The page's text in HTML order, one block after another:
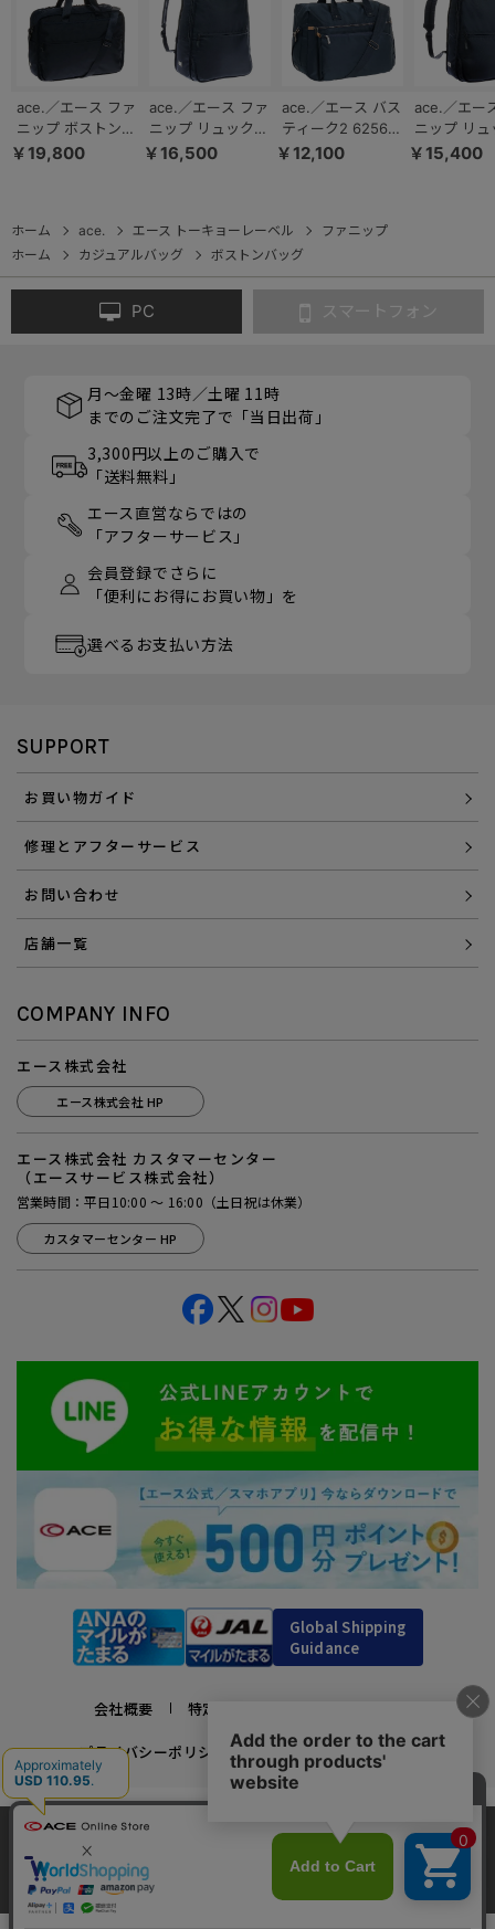
ace.／エース ファ
ニップ ボストンバ
ッグ Lサイズ
￥19,800
ace.／エース ファ
ニップ リュックサ
ック Mサイズ
￥16,500
ace.／エース バス
ティーク2 62567
ボストンバッグ
￥12,100
ace.／エー
ニップ リュ
ック Sサイ
￥15,400
ホーム ace. エース トーキョーレーベル
ファニップ
ホーム
カジュアルバッグ ボストンバッグ
PC スマートフォン
月～金曜 13時／土曜 11時
までのご注文完了で「当日出荷」
3,300円以上のご購入で
「送料無料」
エース直営ならではの
「アフターサービス」
会員登録でさらに
「便利にお得にお買い物」を
選べるお支払い方法
SUPPORT
お買い物ガイド
修理とアフターサービス
お問い合わせ
店舗一覧
COMPANY INFO
エース株式会社
エース株式会社 HP
エース株式会社 カスタマーセンター
（エースサービス株式会社）
営業時間：平日10:00 ～ 16:00（土日祝は休業）
カスタマーセンター HP
Global Shipping
Guidance
会社概要 特定商取引法に基づく表示
プライバシーポリシー 利用規約 採用情報
かばんの総合メーカー、エース公式サイト
スーツケースビジネスバッグ直営店ならではの豊富なラインナップでご紹介！
充実のアフターサービス・豊富な品揃え・安心のメーカー直営ストア
当サイトでは、サイトの利便性向上のため、クッ
キー(Cookie)を使用しています。クッキーについ
て詳細はこちら
承諾する
最近、6人がこの商品をカートに入れました